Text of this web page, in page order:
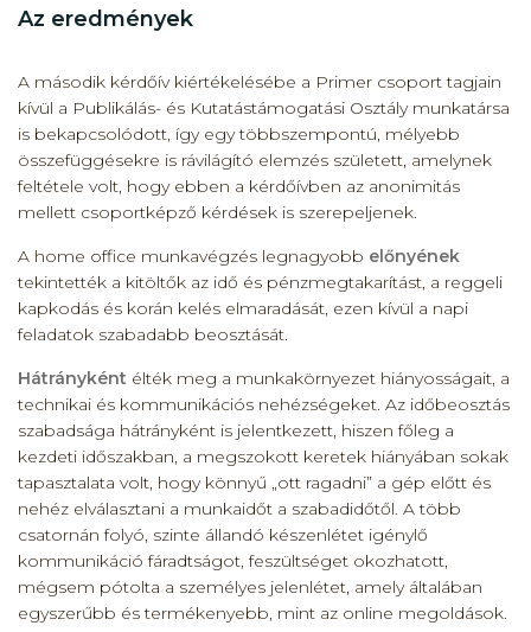
Az eredmények
A második kérdőív kiértékelésébe a Primer csoport tagjain
kívül a Publikálás- és Kutatástámogatási Osztály munkatársa
is bekapcsolódott, így egy többszempontú, mélyebb
összefüggésekre is rávilágító elemzés született, amelynek
feltétele volt, hogy ebben a kérdőívben az anonimitás
mellett csoportképző kérdések is szerepeljenek.
A home office munkavégzés legnagyobb előnyének
tekintették a kitöltők az idő és pénzmegtakarítást, a reggeli
kapkodás és korán kelés elmaradását, ezen kívül a napi
feladatok szabadabb beosztását.
Hátrányként élték meg a munkakörnyezet hiányosságait, a
technikai és kommunikációs nehézségeket. Az időbeosztás
szabadsága hátrányként is jelentkezett, hiszen főleg a
kezdeti időszakban, a megszokott keretek hiányában sokak
tapasztalata volt, hogy könnyű „ott ragadni” a gép előtt és
nehéz elválasztani a munkaidőt a szabadidőtől. A több
csatornán folyó, szinte állandó készenlétet igénylő
kommunikáció fáradtságot, feszültséget okozhatott,
mégsem pótolta a személyes jelenlétet, amely általában
egyszerűbb és termékenyebb, mint az online megoldások.